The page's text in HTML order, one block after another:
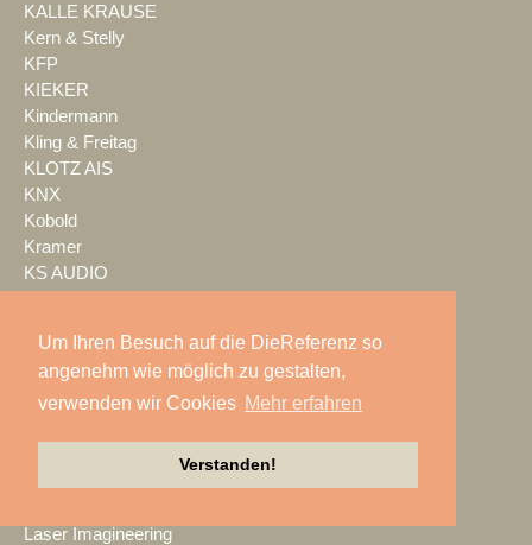
Um Ihren Besuch auf die DieReferenz so
angenehm wie möglich zu gestalten,
verwenden wir Cookies Mehr erfahren
Verstanden!
KALLE KRAUSE
Kern & Stelly
KFP
KIEKER
Kindermann
Kling & Freitag
KLOTZ AIS
KNX
Kobold
Kramer
KS AUDIO
Kultour
Kwick Lights
L-Acoustics
Laser Imagineering